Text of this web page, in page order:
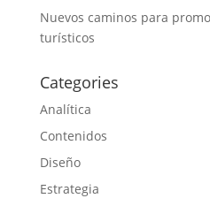
Nuevos caminos para
turísticos
Categories
Analítica
Contenidos
Diseño
Estrategia